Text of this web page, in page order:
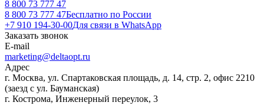
8 800 73 777 47
8 800 73 777 47Бесплатно по России
+7 910 194-30-00Для связи в WhatsApp
Заказать звонок
E-mail
marketing@deltaopt.ru
Адрес
г. Москва, ул. Спартаковская площадь, д. 14, стр. 2, офис 2210
(заезд с ул. Бауманская)
г. Кострома, Инженерный переулок, 3